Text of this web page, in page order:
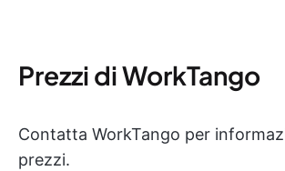
Prezzi di WorkTango
Contatta WorkTango per
prezzi.